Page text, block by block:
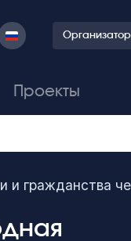
Проекты
гражданства